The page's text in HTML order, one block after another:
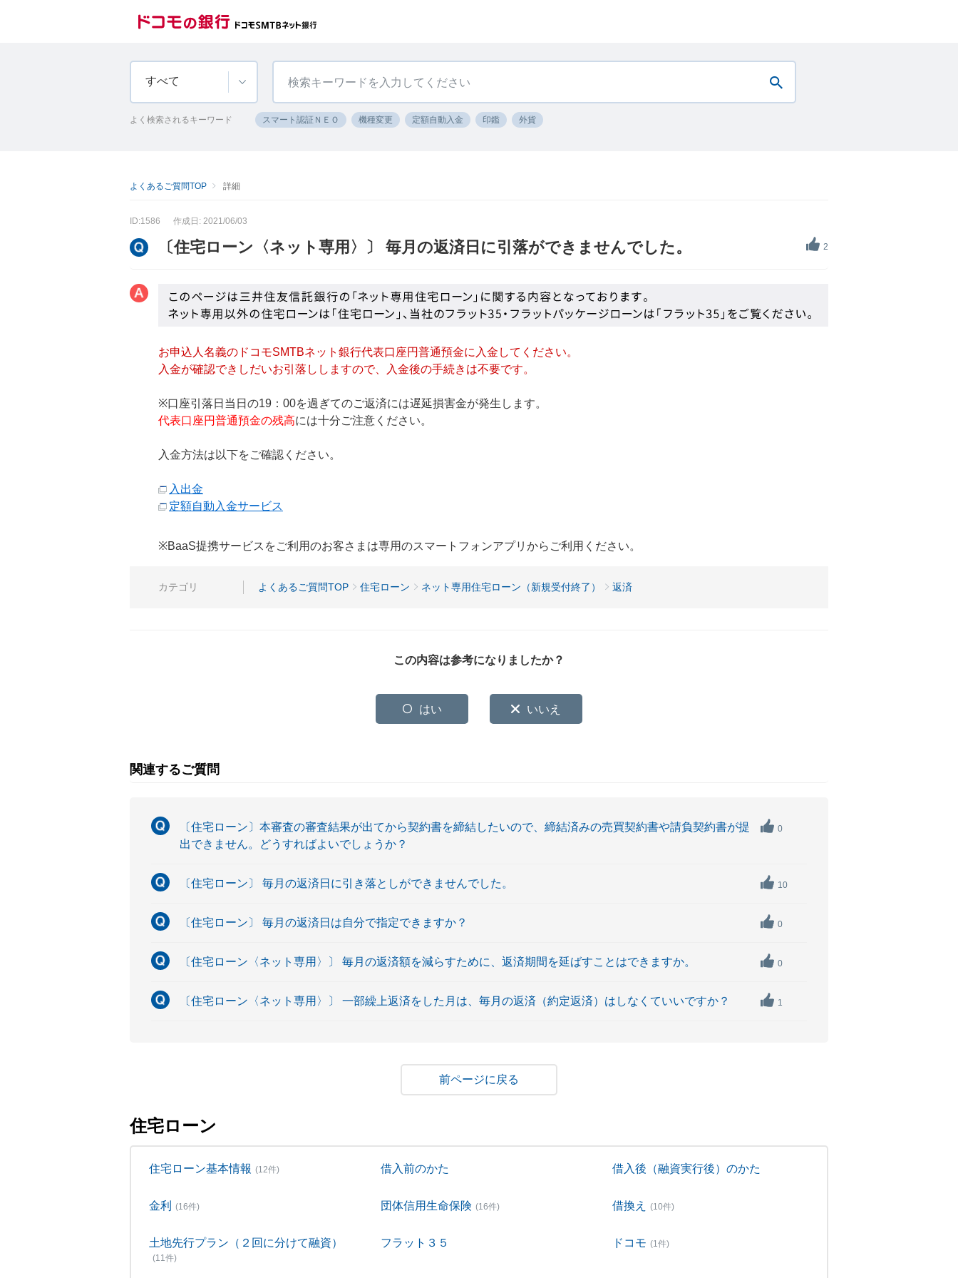
すべて
よく検索されるキーワード スマート認証ＮＥＯ 機種変更 定額自動入金 印鑑 外貨
よくあるご質問TOP 詳細
ID:1586 作成日: 2021/06/03
2
〔住宅ローン〈ネット専用〉〕 毎月の返済日に引落ができませんでした。
お申込人名義のドコモSMTBネット銀行代表口座円普通預金に入金してください。
入金が確認できしだいお引落ししますので、入金後の手続きは不要です。
※口座引落日当日の19：00を過ぎてのご返済には遅延損害金が発生します。
代表口座円普通預金の残高には十分ご注意ください。
入金方法は以下をご確認ください。
入出金
定額自動入金サービス
※BaaS提携サービスをご利用のお客さまは専用のスマートフォンアプリからご利用ください。
カテゴリ よくあるご質問TOP 住宅ローン ネット専用住宅ローン（新規受付終了） 返済
この内容は参考になりましたか？
はい いいえ
関連するご質問
〔住宅ローン〕本審査の審査結果が出てから契約書を締結したいので、締結済みの売買契約書や請負契約書が提
出できません。どうすればよいでしょうか？
0
〔住宅ローン〕 毎月の返済日に引き落としができませんでした。 10
〔住宅ローン〕 毎月の返済日は自分で指定できますか？ 0
〔住宅ローン〈ネット専用〉〕 毎月の返済額を減らすために、返済期間を延ばすことはできますか。 0
〔住宅ローン〈ネット専用〉〕 一部繰上返済をした月は、毎月の返済（約定返済）はしなくていいですか？ 1
戻る
住宅ローン
住宅ローン基本情報 (12件) 借入前のかた 借入後（融資実行後）のかた
金利 (16件) 団体信用生命保険 (16件) 借換え (10件)
土地先行プラン（２回に分けて融資）
(11件)
フラット３５ ドコモ (1件)